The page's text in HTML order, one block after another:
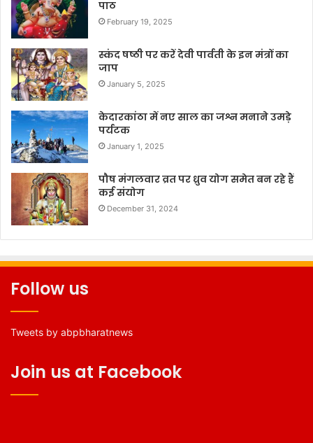
पाठ
February 19, 2025
स्कंद षष्ठी पर करें देवी पार्वती के इन मंत्रों का
जाप
January 5, 2025
केदारकांठा में नए साल का जश्न मनाने उमड़े
पर्यटक
January 1, 2025
पौष मंगलवार व्रत पर ध्रुव योग समेत बन रहे हैं
कई संयोग
December 31, 2024
Follow us
Tweets by abpbharatnews
Join us at Facebook